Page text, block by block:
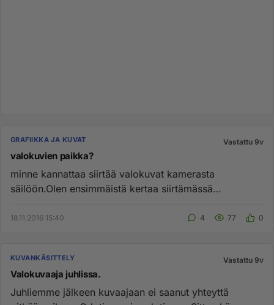
GRAFIIKKA JA KUVAT Vastattu 9v
valokuvien paikka?
minne kannattaa siirtää valokuvat kamerasta
säilöön.Olen ensimmäistä kertaa siirtämässä
18.11.2016 15:40 4 77 0
KUVANKÄSITTELY Vastattu 9v
Valokuvaaja juhlissa.
Juhliemme jälkeen kuvaajaan ei saanut yhteyttä